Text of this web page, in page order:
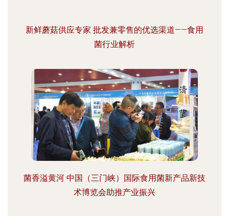
新鲜蘑菇供应专家 批发兼零售的优选渠道——食用
菌行业解析
菌香溢黄河 中国（三门峡）国际食用菌新产品新技
术博览会助推产业振兴